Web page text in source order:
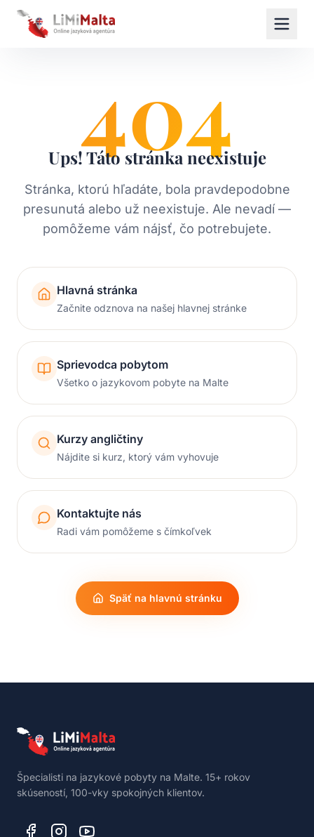
404
Ups! Táto stránka neexistuje
Stránka, ktorú hľadáte, bola pravdepodobne
presunutá alebo už neexistuje. Ale nevadí —
pomôžeme vám nájsť, čo potrebujete.
Hlavná stránka
Začnite odznova na našej hlavnej stránke
Sprievodca pobytom
Všetko o jazykovom pobyte na Malte
Kurzy angličtiny
Nájdite si kurz, ktorý vám vyhovuje
Kontaktujte nás
Radi vám pomôžeme s čímkoľvek
Späť na hlavnú stránku
Špecialisti na jazykové pobyty na Malte. 15+ rokov
skúseností, 100-vky spokojných klientov.